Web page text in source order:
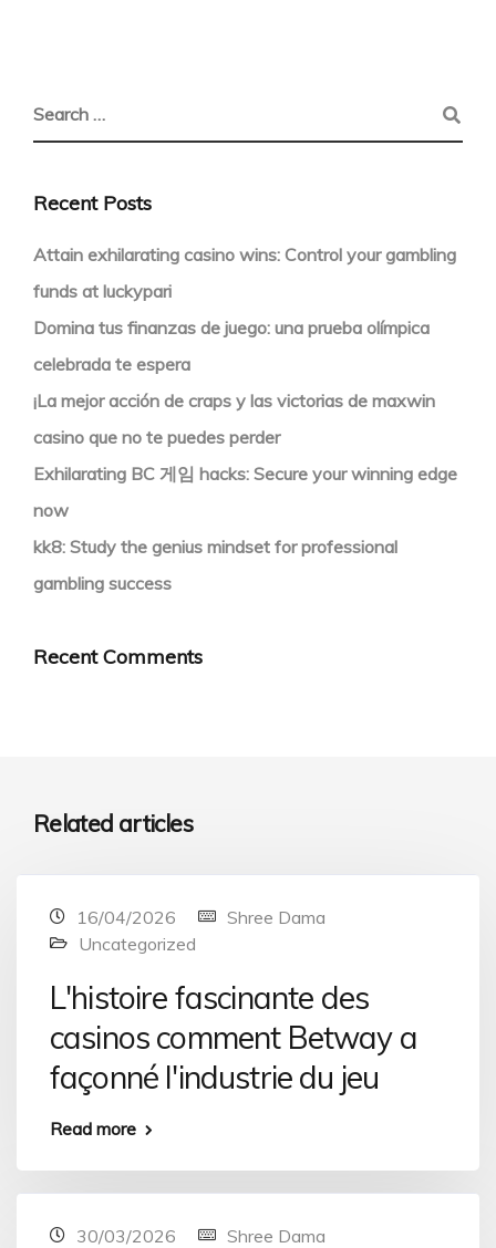
Recent Posts
Attain exhilarating casino wins: Control your gambling
funds at luckypari
Domina tus finanzas de juego: una prueba olímpica
celebrada te espera
¡La mejor acción de craps y las victorias de maxwin
casino que no te puedes perder
Exhilarating BC 게임 hacks: Secure your winning edge
now
kk8: Study the genius mindset for professional
gambling success
Recent Comments
Related articles
16/04/2026
Shree Dama
Uncategorized
L'histoire fascinante des
casinos comment Betway a
façonné l'industrie du jeu
Read more
30/03/2026
Shree Dama